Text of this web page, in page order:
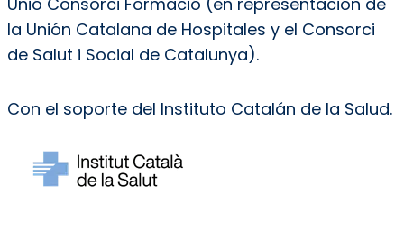
la Unión Catalana de Hospitales y el Consorci
de Salut i Social de Catalunya).
Con el soporte del Instituto Catalán de la Salud.